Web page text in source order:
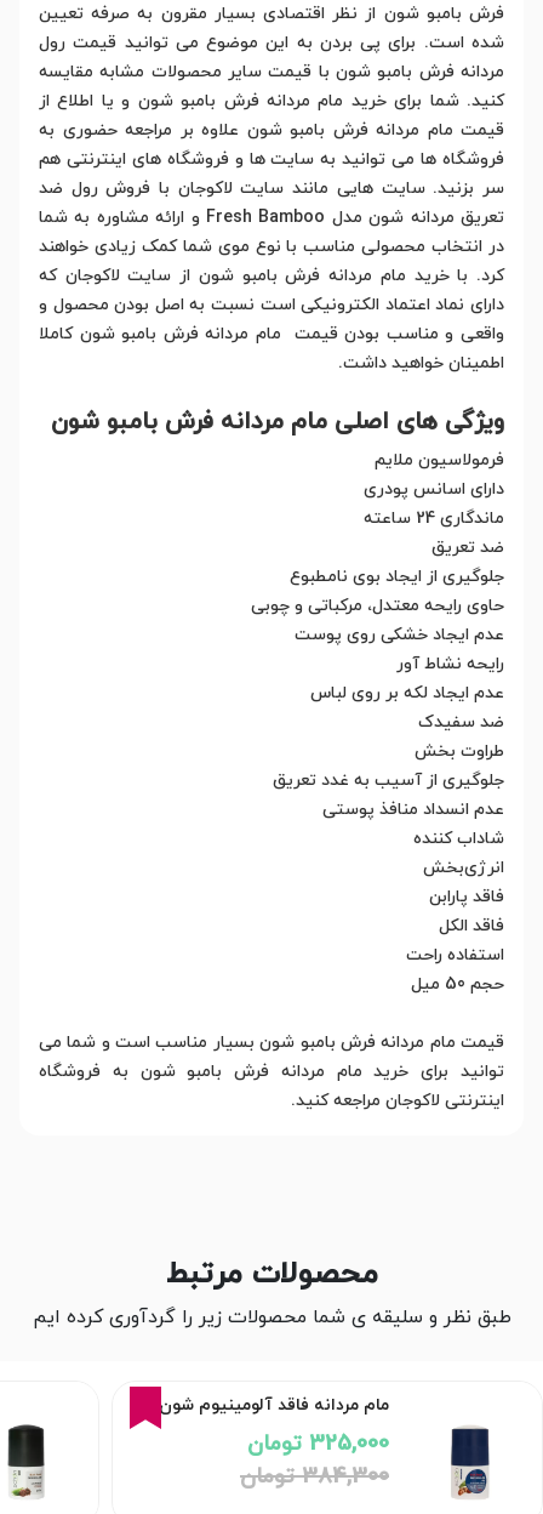
فرش بامبو شون از نظر اقتصادی بسیار مقرون به صرفه تعیین
شده است. برای پی بردن به این موضوع می توانید قیمت رول
مردانه فرش بامبو شون با قیمت سایر محصولات مشابه مقایسه
کنید. شما برای خرید مام مردانه فرش بامبو شون و یا اطلاع از
قیمت مام مردانه فرش بامبو شون علاوه بر مراجعه حضوری به
فروشگاه ها می توانید به سایت ها و فروشگاه های اینترنتی هم
سر بزنید. سایت هایی مانند سایت لاکوجان با فروش رول ضد
تعریق مردانه شون مدل Fresh Bamboo و ارائه مشاوره به شما
در انتخاب محصولی مناسب با نوع موی شما کمک زیادی خواهند
کرد. با خرید مام مردانه فرش بامبو شون از سایت لاکوجان که
دارای نماد اعتماد الکترونیکی است نسبت به اصل بودن محصول و
واقعی و مناسب بودن قیمت مام مردانه فرش بامبو شون کاملا
اطمینان خواهید داشت.
ویژگی های اصلی مام مردانه فرش بامبو شون
فرمولاسیون ملایم
دارای اسانس پودری
ماندگاری 24 ساعته
ضد تعریق
جلوگیری از ایجاد بوی نامطبوع
حاوی رایحه معتدل، مرکباتی و چوبی
عدم ایجاد خشکی روی پوست
رایحه نشاط آور
عدم ایجاد لکه بر روی لباس
ضد سفیدک
طراوت بخش
جلوگیری از آسیب به غدد تعریق
عدم انسداد منافذ پوستی
شاداب کننده
انرژی‌بخش
فاقد پارابن
فاقد الکل
استفاده راحت
حجم 50 میل
قیمت مام مردانه فرش بامبو شون بسیار مناسب است و شما می
توانید برای خرید مام مردانه فرش بامبو شون به فروشگاه
اینترنتی لاکوجان مراجعه کنید.
محصولات مرتبط
طبق نظر و سلیقه ی شما محصولات زیر را گردآوری کرده ایم
مام مردانه فاقد آلومینیوم شون
325,000 تومان
384,300 تومان